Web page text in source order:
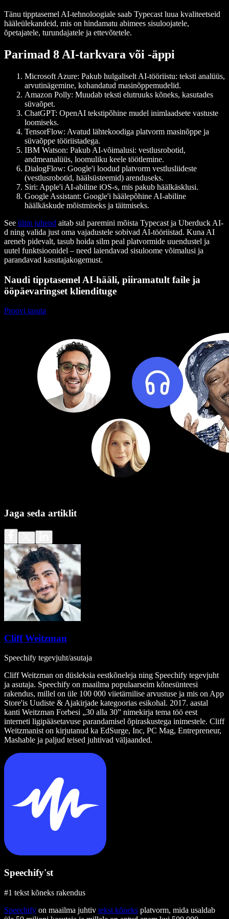
Tänu tipptasemel AI-tehnoloogiale saab Typecast luua kvaliteetseid
hääleülekandeid, mis on hindamatu abimees sisuloojatele,
õpetajatele, turundajatele ja ettevõtetele.
Parimad 8 AI-tarkvara või -äppi
Microsoft Azure: Pakub hulgaliselt AI-tööriistu: teksti analüüs,
arvutinägemine, kohandatud masinõppemudelid.
Amazon Polly: Muudab teksti elutruuks kõneks, kasutades
süvaõpet.
ChatGPT: OpenAI tekstipõhine mudel inimlaadsete vastuste
loomiseks.
TensorFlow: Avatud lähtekoodiga platvorm masinõppe ja
süvaõppe tööriistadega.
IBM Watson: Pakub AI-võimalusi: vestlusrobotid,
andmeanalüüs, loomuliku keele töötlemine.
DialogFlow: Google'i loodud platvorm vestlusliideste
(vestlusrobotid, häälsüsteemid) arenduseks.
Siri: Apple'i AI-abiline iOS-s, mis pakub häälkäsklusi.
Google Assistant: Google'i häälepõhine AI-abiline
häälkäskude mõistmiseks ja täitmiseks.
See ülim juhend aitab sul paremini mõista Typecast ja Uberduck AI-
d ning valida just oma vajadustele sobivad AI-tööriistad. Kuna AI
areneb pidevalt, tasub hoida silm peal platvormide uuendustel ja
uutel funktsioonidel – need laiendavad sisuloome võimalusi ja
parandavad kasutajakogemust.
Naudi tipptasemel AI-hääli, piiramatult faile ja
ööpäevaringset kliendituge
Proovi tasuta
Jaga seda artiklit
Cliff Weitzman
Speechify tegevjuht/asutaja
Cliff Weitzman on düsleksia eestkõneleja ning Speechify tegevjuht
ja asutaja. Speechify on maailma populaarseim kõnesünteesi
rakendus, millel on üle 100 000 viietärnilise arvustuse ja mis on App
Store'is Uudiste & Ajakirjade kategoorias esikohal. 2017. aastal
kanti Weitzman Forbesi „30 alla 30” nimekirja tema töö eest
interneti ligipääsetavuse parandamisel õpiraskustega inimestele. Cliff
Weitzmanist on kirjutanud ka EdSurge, Inc, PC Mag, Entrepreneur,
Mashable ja paljud teised juhtivad väljaanded.
Speechify'st
#1 tekst kõneks rakendus
Speechify on maailma juhtiv tekst kõneks platvorm, mida usaldab